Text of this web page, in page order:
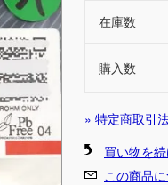
在庫数
購入数
» 特定商取引
買い物を
この商品